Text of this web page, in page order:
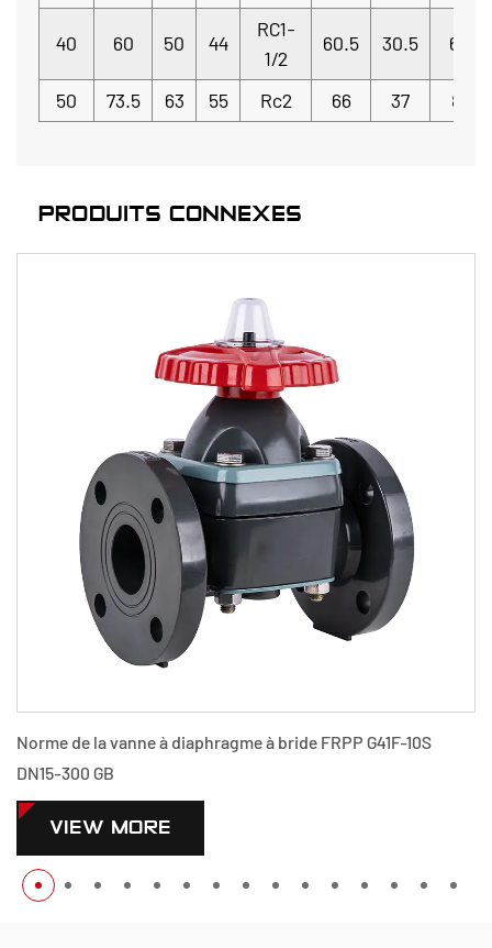
40 60 50 44
RC1-
1/2
60.5 30.5 68
50 73.5 63 55 Rc2 66 37 81
PRODUITS CONNEXES
à bride FRPP G41F-10S
Norme de la vanne à diaphragme